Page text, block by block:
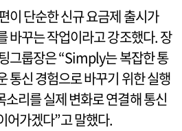
이 단순한 신규 요금제 출시가
바꾸는 작업이라고 강조했다. 장
그룹장은 “Simply는 복잡한 통
통신 경험으로 바꾸기 위한 실행
리를 실제 변화로 연결해 통신
어가겠다”고 말했다.